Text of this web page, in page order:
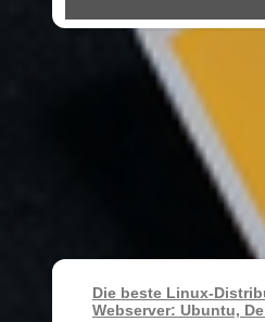
Die beste Linux-
Webserver: Ubuntu,